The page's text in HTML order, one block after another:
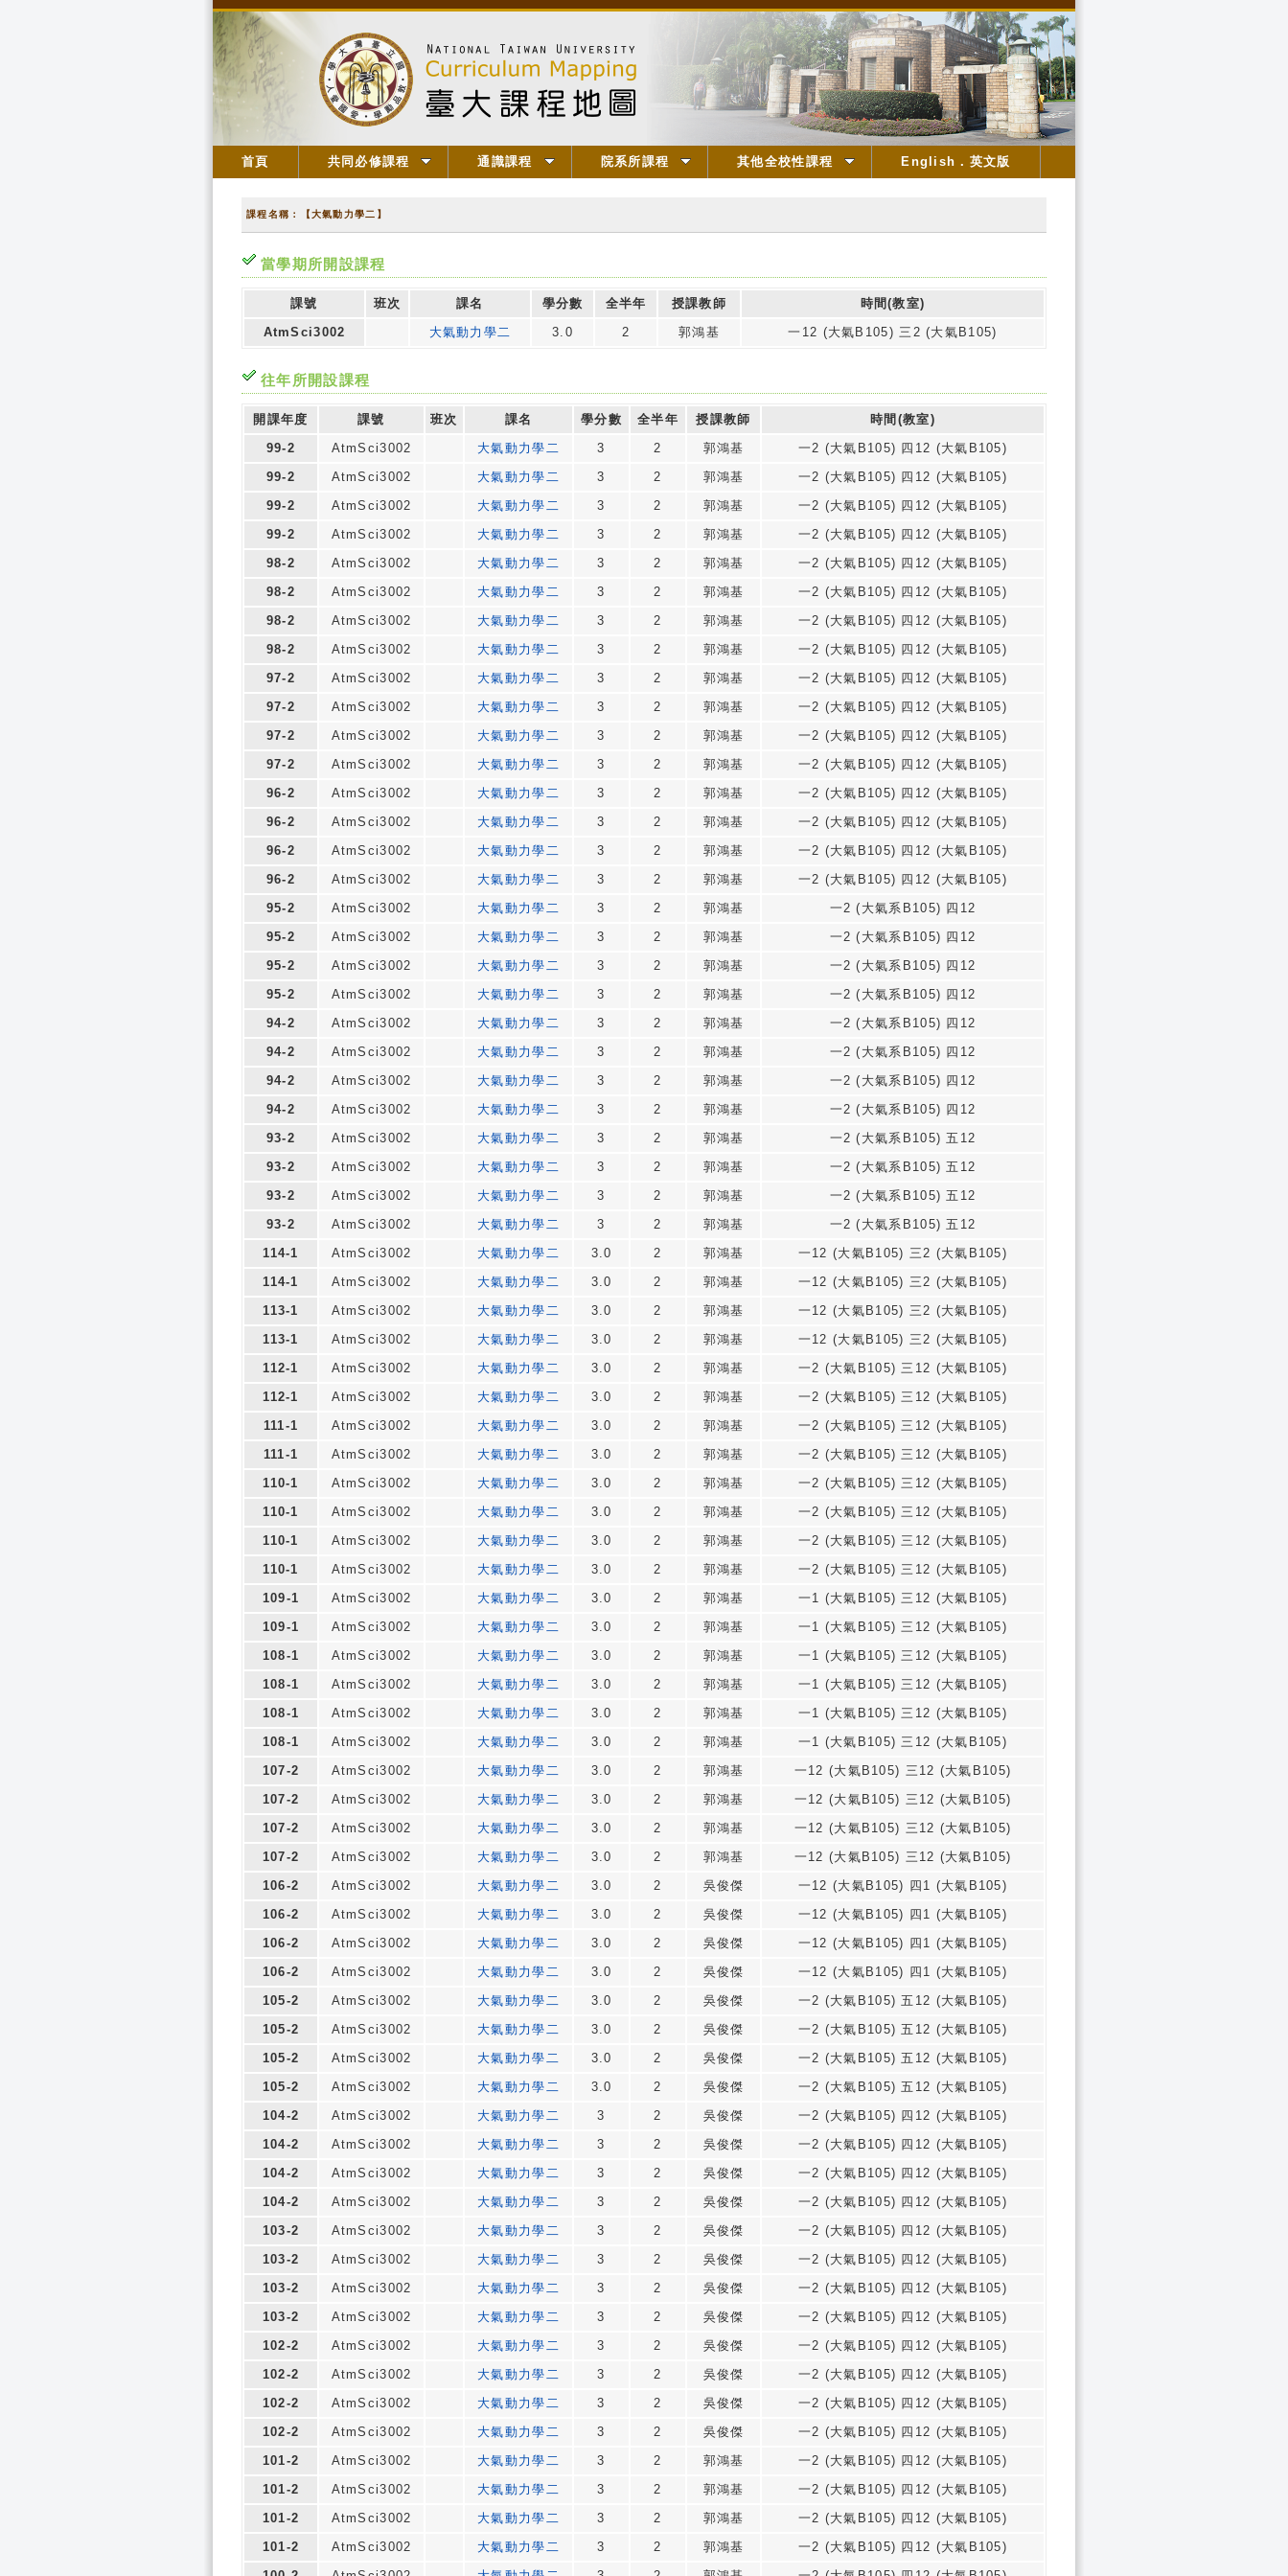
首頁 共同必修課程 通識課程 院系所課程 其他全校性課程 English．英文版
課程名稱：【大氣動力學二】
當學期所開設課程
課號 班次 課名 學分數 全半年 授課教師
時間(教室)
AtmSci3002
大氣動力學二 3.0 2 郭鴻基 一12 (大氣B105) 三2 (大氣B105)
往年所開設課程
開課年度 課號 班次 課名 學分數 全半年 授課教師
時間(教室)
99-2
AtmSci3002 大氣動力學二 3 2 郭鴻基
一2 (大氣B105) 四12 (大氣B105)
99-2
AtmSci3002 大氣動力學二 3 2 郭鴻基
一2 (大氣B105) 四12 (大氣B105)
99-2
AtmSci3002 大氣動力學二 3 2 郭鴻基
一2 (大氣B105) 四12 (大氣B105)
99-2
AtmSci3002 大氣動力學二 3 2 郭鴻基
一2 (大氣B105) 四12 (大氣B105)
98-2
AtmSci3002 大氣動力學二 3 2 郭鴻基
一2 (大氣B105) 四12 (大氣B105)
98-2
AtmSci3002 大氣動力學二 3 2 郭鴻基
一2 (大氣B105) 四12 (大氣B105)
98-2
AtmSci3002 大氣動力學二 3 2 郭鴻基
一2 (大氣B105) 四12 (大氣B105)
98-2
AtmSci3002 大氣動力學二 3 2 郭鴻基
一2 (大氣B105) 四12 (大氣B105)
97-2
AtmSci3002 大氣動力學二 3 2 郭鴻基
一2 (大氣B105) 四12 (大氣B105)
97-2
AtmSci3002 大氣動力學二 3 2 郭鴻基
一2 (大氣B105) 四12 (大氣B105)
97-2
AtmSci3002 大氣動力學二 3 2 郭鴻基
一2 (大氣B105) 四12 (大氣B105)
97-2
AtmSci3002 大氣動力學二 3 2 郭鴻基
一2 (大氣B105) 四12 (大氣B105)
96-2
AtmSci3002 大氣動力學二 3 2 郭鴻基
一2 (大氣B105) 四12 (大氣B105)
96-2
AtmSci3002 大氣動力學二 3 2 郭鴻基
一2 (大氣B105) 四12 (大氣B105)
96-2
AtmSci3002 大氣動力學二 3 2 郭鴻基
一2 (大氣B105) 四12 (大氣B105)
96-2
AtmSci3002 大氣動力學二 3 2 郭鴻基
一2 (大氣B105) 四12 (大氣B105)
95-2
AtmSci3002 大氣動力學二 3 2 郭鴻基
一2 (大氣系B105) 四12
95-2
AtmSci3002 大氣動力學二 3 2 郭鴻基
一2 (大氣系B105) 四12
95-2
AtmSci3002 大氣動力學二 3 2 郭鴻基
一2 (大氣系B105) 四12
95-2
AtmSci3002 大氣動力學二 3 2 郭鴻基
一2 (大氣系B105) 四12
94-2
AtmSci3002 大氣動力學二 3 2 郭鴻基
一2 (大氣系B105) 四12
94-2
AtmSci3002 大氣動力學二 3 2 郭鴻基
一2 (大氣系B105) 四12
94-2
AtmSci3002 大氣動力學二 3 2 郭鴻基
一2 (大氣系B105) 四12
94-2
AtmSci3002 大氣動力學二 3 2 郭鴻基
一2 (大氣系B105) 四12
93-2
AtmSci3002 大氣動力學二 3 2 郭鴻基
一2 (大氣系B105) 五12
93-2
AtmSci3002 大氣動力學二 3 2 郭鴻基
一2 (大氣系B105) 五12
93-2
AtmSci3002 大氣動力學二 3 2 郭鴻基
一2 (大氣系B105) 五12
93-2
AtmSci3002 大氣動力學二 3 2 郭鴻基
一2 (大氣系B105) 五12
114-1
AtmSci3002 大氣動力學二 3.0 2 郭鴻基
一12 (大氣B105) 三2 (大氣B105)
114-1
AtmSci3002 大氣動力學二 3.0 2 郭鴻基
一12 (大氣B105) 三2 (大氣B105)
113-1
AtmSci3002 大氣動力學二 3.0 2 郭鴻基
一12 (大氣B105) 三2 (大氣B105)
113-1
AtmSci3002 大氣動力學二 3.0 2 郭鴻基
一12 (大氣B105) 三2 (大氣B105)
112-1
AtmSci3002 大氣動力學二 3.0 2 郭鴻基
一2 (大氣B105) 三12 (大氣B105)
112-1
AtmSci3002 大氣動力學二 3.0 2 郭鴻基
一2 (大氣B105) 三12 (大氣B105)
111-1
AtmSci3002 大氣動力學二 3.0 2 郭鴻基
一2 (大氣B105) 三12 (大氣B105)
111-1
AtmSci3002 大氣動力學二 3.0 2 郭鴻基
一2 (大氣B105) 三12 (大氣B105)
110-1
AtmSci3002 大氣動力學二 3.0 2 郭鴻基
一2 (大氣B105) 三12 (大氣B105)
110-1
AtmSci3002 大氣動力學二 3.0 2 郭鴻基
一2 (大氣B105) 三12 (大氣B105)
110-1
AtmSci3002 大氣動力學二 3.0 2 郭鴻基
一2 (大氣B105) 三12 (大氣B105)
110-1
AtmSci3002 大氣動力學二 3.0 2 郭鴻基
一2 (大氣B105) 三12 (大氣B105)
109-1
AtmSci3002 大氣動力學二 3.0 2 郭鴻基
一1 (大氣B105) 三12 (大氣B105)
109-1
AtmSci3002 大氣動力學二 3.0 2 郭鴻基
一1 (大氣B105) 三12 (大氣B105)
108-1
AtmSci3002 大氣動力學二 3.0 2 郭鴻基
一1 (大氣B105) 三12 (大氣B105)
108-1
AtmSci3002 大氣動力學二 3.0 2 郭鴻基
一1 (大氣B105) 三12 (大氣B105)
108-1
AtmSci3002 大氣動力學二 3.0 2 郭鴻基
一1 (大氣B105) 三12 (大氣B105)
108-1
AtmSci3002 大氣動力學二 3.0 2 郭鴻基
一1 (大氣B105) 三12 (大氣B105)
107-2
AtmSci3002 大氣動力學二 3.0 2 郭鴻基
一12 (大氣B105) 三12 (大氣B105)
107-2
AtmSci3002 大氣動力學二 3.0 2 郭鴻基
一12 (大氣B105) 三12 (大氣B105)
107-2
AtmSci3002 大氣動力學二 3.0 2 郭鴻基
一12 (大氣B105) 三12 (大氣B105)
107-2
AtmSci3002 大氣動力學二 3.0 2 郭鴻基
一12 (大氣B105) 三12 (大氣B105)
106-2
AtmSci3002 大氣動力學二 3.0 2 吳俊傑
一12 (大氣B105) 四1 (大氣B105)
106-2
AtmSci3002 大氣動力學二 3.0 2 吳俊傑
一12 (大氣B105) 四1 (大氣B105)
106-2
AtmSci3002 大氣動力學二 3.0 2 吳俊傑
一12 (大氣B105) 四1 (大氣B105)
106-2
AtmSci3002 大氣動力學二 3.0 2 吳俊傑
一12 (大氣B105) 四1 (大氣B105)
105-2
AtmSci3002 大氣動力學二 3.0 2 吳俊傑
一2 (大氣B105) 五12 (大氣B105)
105-2
AtmSci3002 大氣動力學二 3.0 2 吳俊傑
一2 (大氣B105) 五12 (大氣B105)
105-2
AtmSci3002 大氣動力學二 3.0 2 吳俊傑
一2 (大氣B105) 五12 (大氣B105)
105-2
AtmSci3002 大氣動力學二 3.0 2 吳俊傑
一2 (大氣B105) 五12 (大氣B105)
104-2
AtmSci3002 大氣動力學二 3 2 吳俊傑
一2 (大氣B105) 四12 (大氣B105)
104-2
AtmSci3002 大氣動力學二 3 2 吳俊傑
一2 (大氣B105) 四12 (大氣B105)
104-2
AtmSci3002 大氣動力學二 3 2 吳俊傑
一2 (大氣B105) 四12 (大氣B105)
104-2
AtmSci3002 大氣動力學二 3 2 吳俊傑
一2 (大氣B105) 四12 (大氣B105)
103-2
AtmSci3002 大氣動力學二 3 2 吳俊傑
一2 (大氣B105) 四12 (大氣B105)
103-2
AtmSci3002 大氣動力學二 3 2 吳俊傑
一2 (大氣B105) 四12 (大氣B105)
103-2
AtmSci3002 大氣動力學二 3 2 吳俊傑
一2 (大氣B105) 四12 (大氣B105)
103-2
AtmSci3002 大氣動力學二 3 2 吳俊傑
一2 (大氣B105) 四12 (大氣B105)
102-2
AtmSci3002 大氣動力學二 3 2 吳俊傑
一2 (大氣B105) 四12 (大氣B105)
102-2
AtmSci3002 大氣動力學二 3 2 吳俊傑
一2 (大氣B105) 四12 (大氣B105)
102-2
AtmSci3002 大氣動力學二 3 2 吳俊傑
一2 (大氣B105) 四12 (大氣B105)
102-2
AtmSci3002 大氣動力學二 3 2 吳俊傑
一2 (大氣B105) 四12 (大氣B105)
101-2
AtmSci3002 大氣動力學二 3 2 郭鴻基
一2 (大氣B105) 四12 (大氣B105)
101-2
AtmSci3002 大氣動力學二 3 2 郭鴻基
一2 (大氣B105) 四12 (大氣B105)
101-2
AtmSci3002 大氣動力學二 3 2 郭鴻基
一2 (大氣B105) 四12 (大氣B105)
101-2
AtmSci3002 大氣動力學二 3 2 郭鴻基
一2 (大氣B105) 四12 (大氣B105)